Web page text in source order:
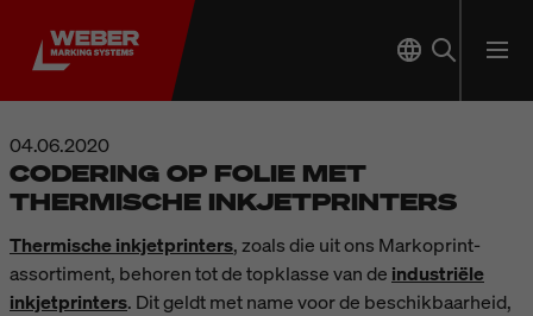
04.06.2020
CODERING OP FOLIE MET
THERMISCHE INKJETPRINTERS
Thermische inkjetprinters, zoals die uit ons Markoprint-
assortiment, behoren tot de topklasse van de industriële
inkjetprinters. Dit geldt met name voor de beschikbaarheid,